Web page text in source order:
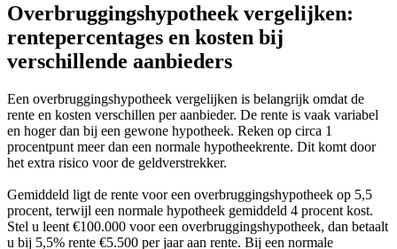
Overbruggingshypotheek vergelijken:
rentepercentages en kosten bij
verschillende aanbieders
Een overbruggingshypotheek vergelijken is belangrijk omdat de
rente en kosten verschillen per aanbieder. De rente is vaak variabel
en hoger dan bij een gewone hypotheek. Reken op circa 1
procentpunt meer dan een normale hypotheekrente. Dit komt door
het extra risico voor de geldverstrekker.
Gemiddeld ligt de rente voor een overbruggingshypotheek op 5,5
procent, terwijl een normale hypotheek gemiddeld 4 procent kost.
Stel u leent €100.000 voor een overbruggingshypotheek, dan betaalt
u bij 5,5% rente €5.500 per jaar aan rente. Bij een normale